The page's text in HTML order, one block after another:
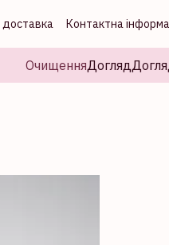
доставка Контактна
ОчищенняДогляд